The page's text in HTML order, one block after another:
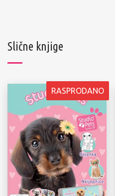
Slične knjige
RASPRODANO